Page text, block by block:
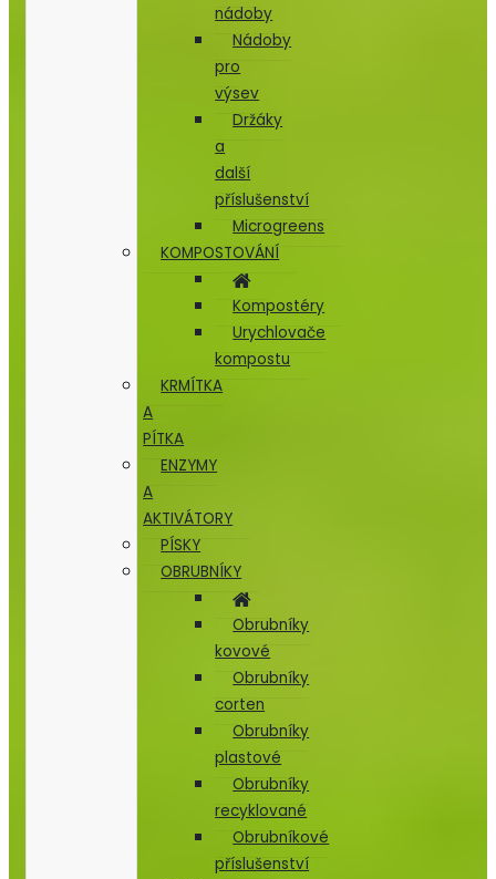
nádoby
Nádoby
pro
výsev
Držáky
a
další
příslušenství
Microgreens
KOMPOSTOVÁNÍ
Kompostéry
Urychlovače
kompostu
KRMÍTKA
A
PÍTKA
ENZYMY
A
AKTIVÁTORY
PÍSKY
OBRUBNÍKY
Obrubníky
kovové
Obrubníky
corten
Obrubníky
plastové
Obrubníky
recyklované
Obrubníkové
příslušenství